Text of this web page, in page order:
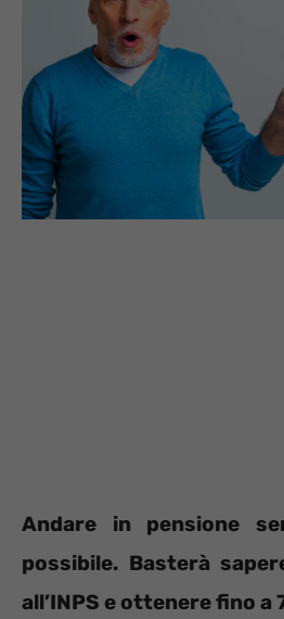
Andare in pensione
possibile. Basterà
all’INPS e ottenere fino a